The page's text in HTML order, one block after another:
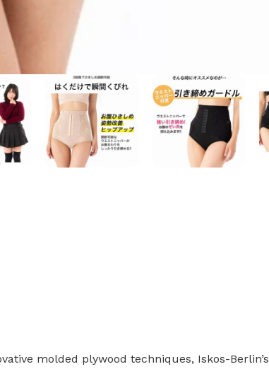
molded plywood techniques, Iskos-Berlin’s